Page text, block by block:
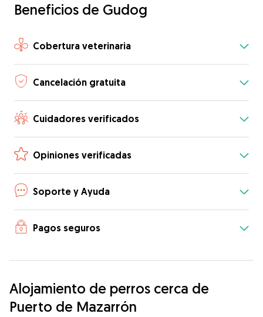
Beneficios de Gudog
Cobertura veterinaria
Cancelación gratuita
Cuidadores verificados
Opiniones verificadas
Soporte y Ayuda
Pagos seguros
Alojamiento de perros cerca de
Puerto de Mazarrón